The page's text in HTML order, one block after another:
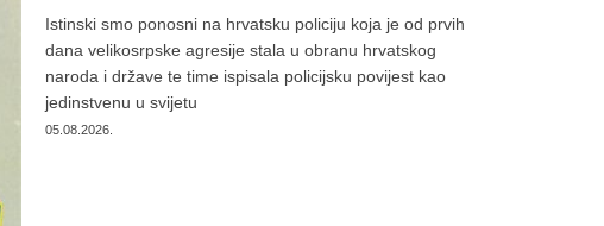
Istinski smo ponosni na hrvatsku policiju koja je od prvih
dana velikosrpske agresije stala u obranu hrvatskog
naroda i države te time ispisala policijsku povijest kao
jedinstvenu u svijetu
05.08.2026.